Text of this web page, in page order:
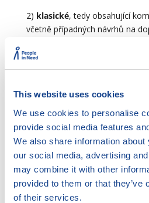
This website uses cookies
We use cookies to personalise
provide social media features
We also share information
our social media, advertising
may combine it with other
provided to them or that they’ve
of their services.
2) klasické, tedy obsahující
včetně případných návrhů na
odvolání)
Po vyhlášení rozsudku může se
odvolání výslovně vzdát (ústně
která odvolání podala, může je
vzít zpět, a to až do doby, než
odebere k závěrečné poradě.
zástupce může vzít zpět i
Odvolání podané ve prospěch
oprávněnou osobou nebo za